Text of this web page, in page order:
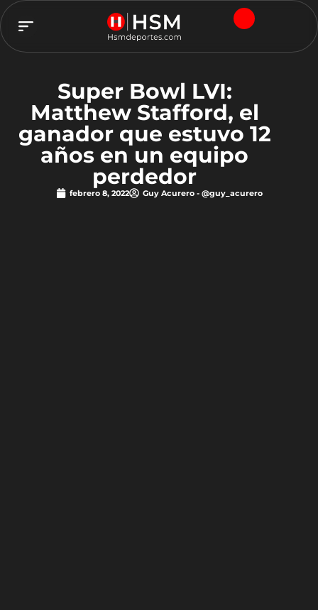
Super Bowl LVI:
Matthew Stafford, el
ganador que estuvo 12
años en un equipo
perdedor
febrero 8, 2022 Guy Acurero - @guy_acurero